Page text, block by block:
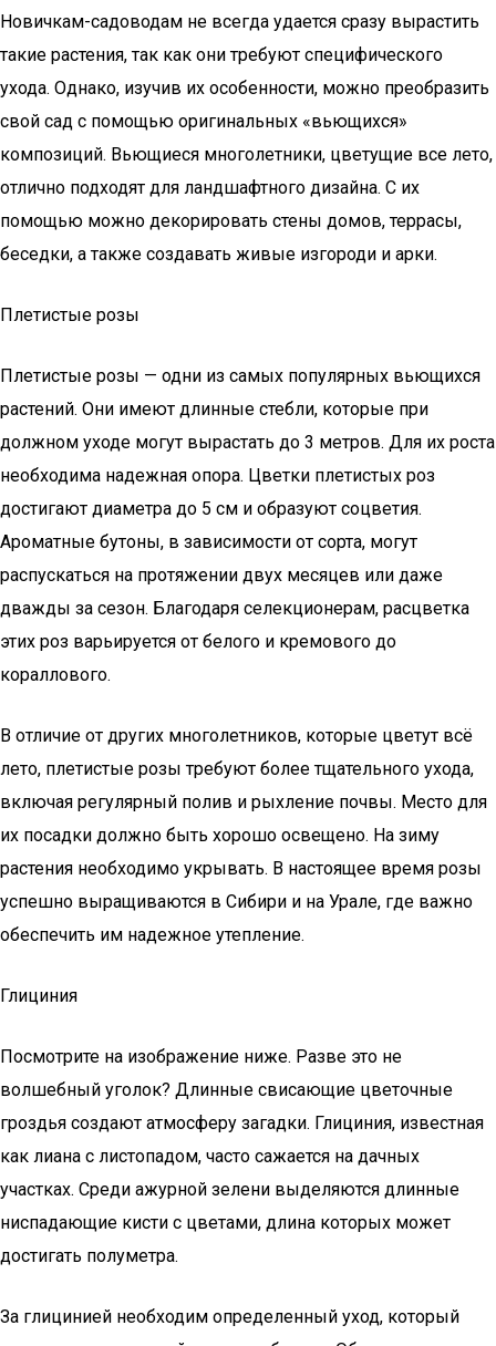
Новичкам-садоводам не всегда удается сразу вырастить
такие растения, так как они требуют специфического
ухода. Однако, изучив их особенности, можно преобразить
свой сад с помощью оригинальных «вьющихся»
композиций. Вьющиеся многолетники, цветущие все лето,
отлично подходят для ландшафтного дизайна. С их
помощью можно декорировать стены домов, террасы,
беседки, а также создавать живые изгороди и арки.
Плетистые розы
Плетистые розы — одни из самых популярных вьющихся
растений. Они имеют длинные стебли, которые при
должном уходе могут вырастать до 3 метров. Для их роста
необходима надежная опора. Цветки плетистых роз
достигают диаметра до 5 см и образуют соцветия.
Ароматные бутоны, в зависимости от сорта, могут
распускаться на протяжении двух месяцев или даже
дважды за сезон. Благодаря селекционерам, расцветка
этих роз варьируется от белого и кремового до
кораллового.
В отличие от других многолетников, которые цветут всё
лето, плетистые розы требуют более тщательного ухода,
включая регулярный полив и рыхление почвы. Место для
их посадки должно быть хорошо освещено. На зиму
растения необходимо укрывать. В настоящее время розы
успешно выращиваются в Сибири и на Урале, где важно
обеспечить им надежное утепление.
Глициния
Посмотрите на изображение ниже. Разве это не
волшебный уголок? Длинные свисающие цветочные
гроздья создают атмосферу загадки. Глициния, известная
как лиана с листопадом, часто сажается на дачных
участках. Среди ажурной зелени выделяются длинные
ниспадающие кисти с цветами, длина которых может
достигать полуметра.
За глицинией необходим определенный уход, который